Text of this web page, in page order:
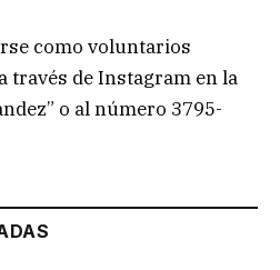
como voluntarios
través de Instagram en la
o al número 3795-